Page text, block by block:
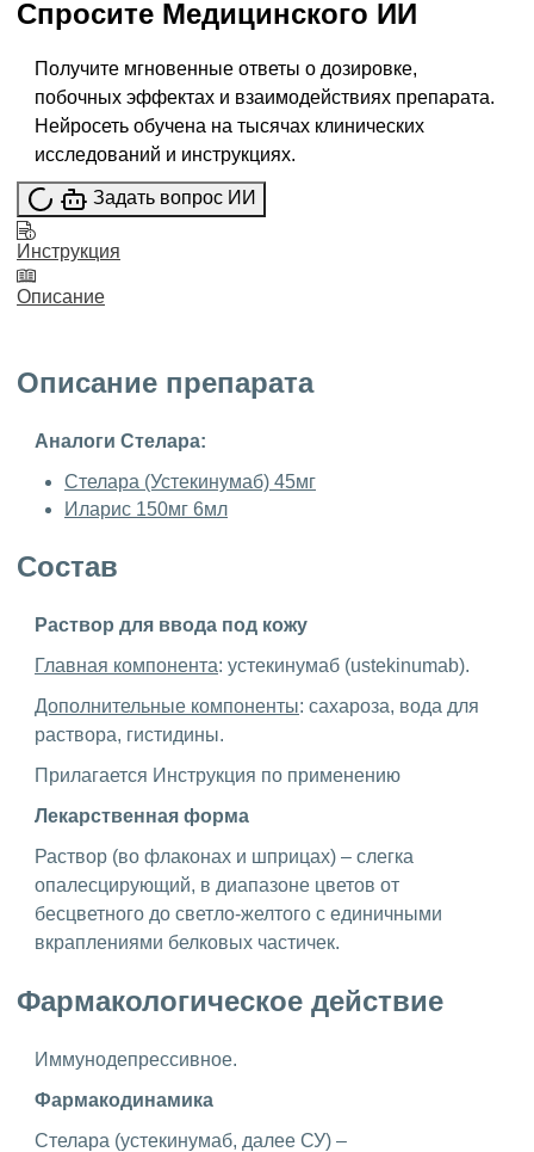
Спросите Медицинского ИИ
Получите мгновенные ответы о дозировке,
побочных эффектах и взаимодействиях препарата.
Нейросеть обучена на тысячах клинических
исследований и инструкциях.
Задать вопрос ИИ
Инструкция
Описание
Описание препарата
Аналоги Стелара:
Стелара (Устекинумаб) 45мг
Иларис 150мг 6мл
Состав
Раствор для ввода под кожу
Главная компонента: устекинумаб (ustekinumab).
Дополнительные компоненты: сахароза, вода для
раствора, гистидины.
Прилагается Инструкция по применению
Лекарственная форма
Раствор (во флаконах и шприцах) – слегка
опалесцирующий, в диапазоне цветов от
бесцветного до светло-желтого с единичными
вкраплениями белковых частичек.
Фармакологическое действие
Иммунодепрессивное.
Фармакодинамика
Стелара (устекинумаб, далее СУ) –